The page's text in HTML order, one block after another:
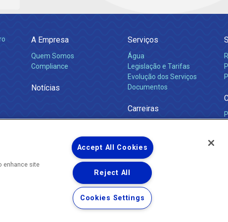
A Empresa
Quem Somos
Compliance
Notícias
Serviços
Água
Legislação e Tarifas
Evolução dos Serviços
Documentos
Carreiras
® 2026 - Todos os Direitos Reservados.
enhance site
Accept All Cookies
Reject All
Cookies Settings